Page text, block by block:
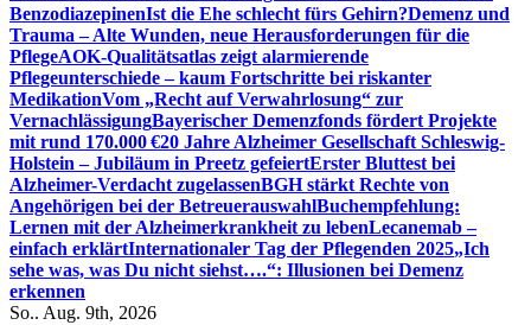
BenzodiazepinenIst die Ehe schlecht fürs Gehirn?Demenz und
Trauma – Alte Wunden, neue Herausforderungen für die
PflegeAOK-Qualitätsatlas zeigt alarmierende
Pflegeunterschiede – kaum Fortschritte bei riskanter
MedikationVom „Recht auf Verwahrlosung“ zur
VernachlässigungBayerischer Demenzfonds fördert Projekte
mit rund 170.000 €20 Jahre Alzheimer Gesellschaft Schleswig-
Holstein – Jubiläum in Preetz gefeiertErster Bluttest bei
Alzheimer-Verdacht zugelassenBGH stärkt Rechte von
Angehörigen bei der BetreuerauswahlBuchempfehlung:
Lernen mit der Alzheimerkrankheit zu lebenLecanemab –
einfach erklärtInternationaler Tag der Pflegenden 2025„Ich
sehe was, was Du nicht siehst….“: Illusionen bei Demenz
erkennen
So.. Aug. 9th, 2026